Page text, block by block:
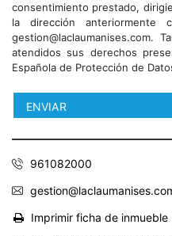
consentimiento prestado,
la dirección anteriormente
gestion@laclaumanises.com.
atendidos sus derechos
Española de Protección de
961082000
Imprimir ficha de inmueble